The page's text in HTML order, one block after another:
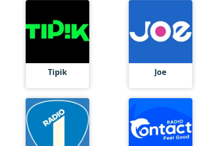
Tipik Joe